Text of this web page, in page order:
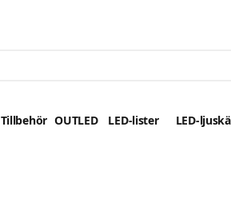
Tillbehör OUTLED LED-lister LED-